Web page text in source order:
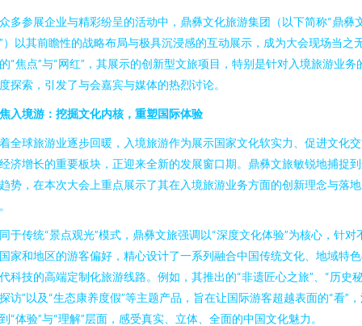
多参展企业与精彩纷呈的活动中，鼎彝文化旅游集团（以下简称“鼎彝
）以其前瞻性的战略布局与极具沉浸感的互动展示，成为大会现场当之
“焦点”与“网红”，其展示的创新型文旅项目，特别是针对入境旅游业务
探索，引发了与会嘉宾与媒体的热烈讨论。
入境游：挖掘文化内核，重塑国际体验
全球旅游业逐步回暖，入境旅游作为展示国家文化软实力、促进文化
济增长的重要板块，正迎来全新的发展窗口期。鼎彝文旅敏锐地捕捉
势，在本次大会上重点展示了其在入境旅游业务方面的创新理念与落
于传统“景点观光”模式，鼎彝文旅强调以“深度文化体验”为核心，针对
家和地区的游客偏好，精心设计了一系列融合中国传统文化、地域特
科技的高端定制化旅游线路。例如，其推出的“非遗匠心之旅”、“历史
访”以及“生态康养度假”等主题产品，旨在让国际游客超越表面的“看”
“体验”与“理解”层面，感受真实、立体、全面的中国文化魅力。